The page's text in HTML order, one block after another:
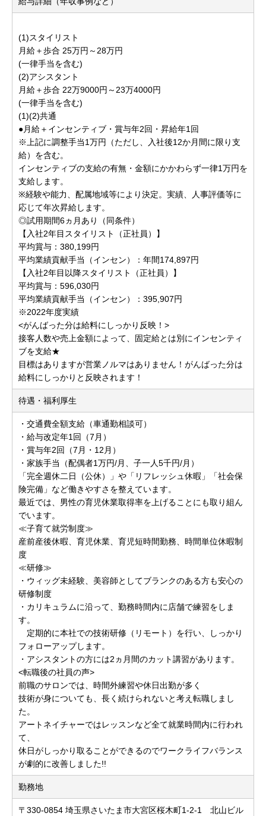
(1)スタイリスト
月給＋歩合 25万円～28万円
(一律手当を含む)
(2)アシスタント
月給＋歩合 22万9000円～23万4000円
(一律手当を含む)
(1)(2)共通
●月給＋インセンティブ・賞与年2回・昇給年1回
※上記に調整手当1万円（ただし、入社後12か月間に限り支
給）を含む。
インセンティブの支給の有無・金額にかかわらず一律1万円を
支給します。
※経験や能力、配属地域等により決定。実績、人事評価等に
応じて年次昇給します。
◎試用期間6ヵ月あり（同条件）
【入社2年目スタイリスト（正社員）】
平均賞与：380,199円
平均業績貢献手当（インセン）：年間174,897円
【入社2年目以降スタイリスト（正社員）】
平均賞与：596,030円
平均業績貢献手当（インセン）：395,907円
※2022年度実績
<がんばった分は給料にしっかり反映！>
接客人数や売上金額によって、固定給とは別にインセンティ
ブを支給★
目標はありますが営業ノルマはありません！がんばった分は
給料にしっかりと反映されます！
待遇・福利厚生
・交通費全額支給（車通勤相談可）
・給与改定年1回（7月）
・賞与年2回（7月・12月）
・家族手当（配偶者1万円/月、子一人5千円/月）
「完全週休二日（公休）」や「リフレッシュ休暇」「社会保
険完備」など働きやすさを整えています。
最近では、男性の育児休業取得率を上げることにも取り組ん
でいます。
≪子育て就労制度≫
産前産後休暇、育児休業、育児短時間勤務、時間単位休暇制
度
≪研修≫
・ウィッグ未経験、美容師としてブランクのある方も安心の
研修制度
・カリキュラムに沿って、勤務時間内に店舗で練習をしま
す。
定期的に本社での技術研修（リモート）を行い、しっかり
フォローアップします。
・アシスタントの方には2ヵ月間のカット講習があります。
<転職後の社員の声>
前職のサロンでは、時間外練習や休日出勤が多く
技術が身についても、長く続けられないと考え転職しまし
た。
アートネイチャーではレッスンなど全て就業時間内に行われ
て、
休日がしっかり取ることができるのでワークライフバランス
が劇的に改善しました!!
勤務地
〒330-0854 埼玉県さいたま市大宮区桜木町1-2-1 北山ビル